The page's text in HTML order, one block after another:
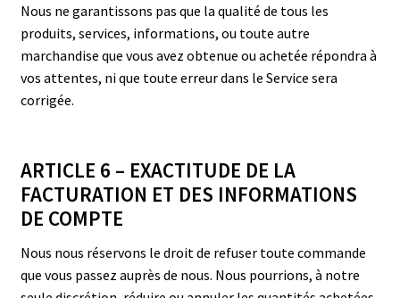
Nous ne garantissons pas que la qualité de tous les
produits, services, informations, ou toute autre
marchandise que vous avez obtenue ou achetée répondra à
vos attentes, ni que toute erreur dans le Service sera
corrigée.
ARTICLE 6 – EXACTITUDE DE LA
FACTURATION ET DES INFORMATIONS
DE COMPTE
Nous nous réservons le droit de refuser toute commande
que vous passez auprès de nous. Nous pourrions, à notre